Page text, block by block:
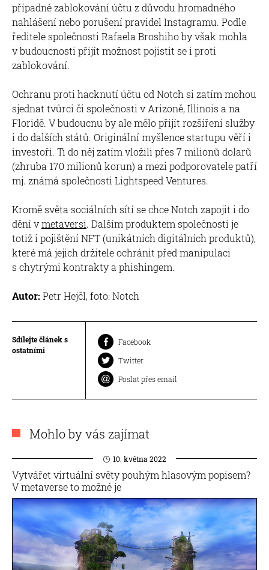
případné zablokování účtu z důvodu hromadného
nahlášení nebo porušení pravidel Instagramu. Podle
ředitele společnosti Rafaela Broshiho by však mohla
v budoucnosti přijít možnost pojistit se i proti
zablokování.
Ochranu proti hacknutí účtu od Notch si zatím mohou
sjednat tvůrci či společnosti v Arizoně, Illinois a na
Floridě. V budoucnu by ale mělo přijít rozšíření služby
i do dalších států. Originální myšlence startupu věří i
investoři. Ti do něj zatím vložili přes 7 milionů dolarů
(zhruba 170 milionů korun) a mezi podporovatele patří
mj. známá společnosti Lightspeed Ventures.
Kromě světa sociálních sítí se chce Notch zapojit i do
dění vmetaversi. Dalším produktem společnosti je
totiž i pojištění NFT (unikátních digitálních produktů),
které má jejich držitele ochránit před manipulaci
s chytrými kontrakty a phishingem.
Autor: Petr Hejčl, foto: Notch
Sdílejte článek s
ostatními
Facebook
Twitter
Poslat přes email
Mohlo by vás zajímat
10. května 2022
Vytvářet virtuální světy pouhým hlasovým popisem?
V metaverse to možné je